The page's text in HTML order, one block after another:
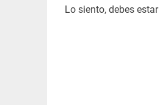
Lo siento, debes estar